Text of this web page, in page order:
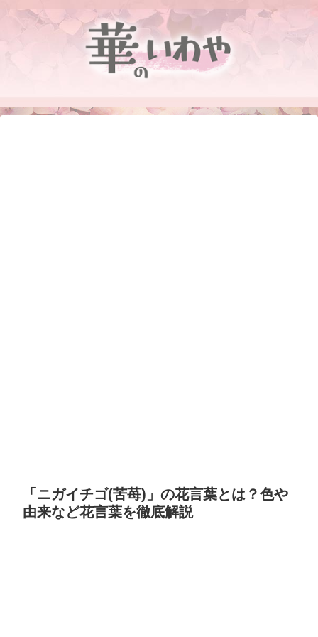
「ニガイチゴ(苦苺)」の花言葉とは？色や
由来など花言葉を徹底解説